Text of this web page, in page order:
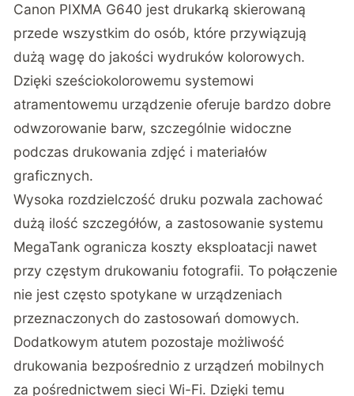
Canon PIXMA G640 jest drukarką skierowaną
przede wszystkim do osób, które przywiązują
dużą wagę do jakości wydruków kolorowych.
Dzięki sześciokolorowemu systemowi
atramentowemu urządzenie oferuje bardzo dobre
odwzorowanie barw, szczególnie widoczne
podczas drukowania zdjęć i materiałów
graficznych.
Wysoka rozdzielczość druku pozwala zachować
dużą ilość szczegółów, a zastosowanie systemu
MegaTank ogranicza koszty eksploatacji nawet
przy częstym drukowaniu fotografii. To połączenie
nie jest często spotykane w urządzeniach
przeznaczonych do zastosowań domowych.
Dodatkowym atutem pozostaje możliwość
drukowania bezpośrednio z urządzeń mobilnych
za pośrednictwem sieci Wi-Fi. Dzięki temu